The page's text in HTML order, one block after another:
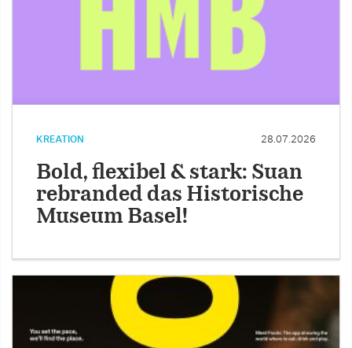
KREATION 28.07.2026
Bold, flexibel & stark: Suan
rebranded das Historische
Museum Basel!